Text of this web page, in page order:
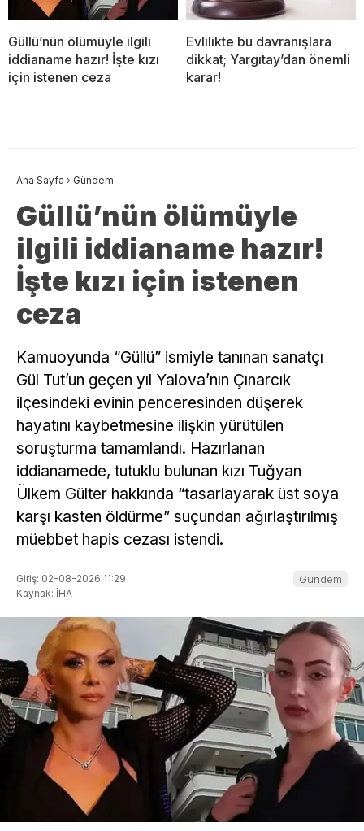
Güllü’nün ölümüyle ilgili
iddianame hazır! İşte kızı
için istenen ceza
Evlilikte bu davranışlara
dikkat; Yargıtay’dan önemli
karar!
Ana Sayfa › Gündem
Güllü’nün ölümüyle
ilgili iddianame hazır!
İşte kızı için istenen
ceza
Kamuoyunda “Güllü” ismiyle tanınan sanatçı
Gül Tut’un geçen yıl Yalova’nın Çınarcık
ilçesindeki evinin penceresinden düşerek
hayatını kaybetmesine ilişkin yürütülen
soruşturma tamamlandı. Hazırlanan
iddianamede, tutuklu bulunan kızı Tuğyan
Ülkem Gülter hakkında “tasarlayarak üst soya
karşı kasten öldürme” suçundan ağırlaştırılmış
müebbet hapis cezası istendi.
Giriş: 02-08-2026 11:29
Kaynak: İHA
Gündem